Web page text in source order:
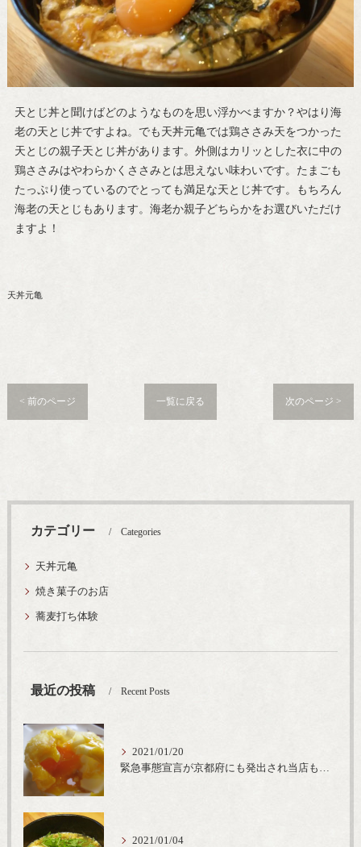
天とじ丼と聞けばどのようなものを思い浮かべますか？やはり海
老の天とじ丼ですよね。でも天丼元亀では鶏ささみ天をつかった
天とじの親子天とじ丼があります。外側はカリッとした衣に中の
鶏ささみはやわらかくささみとは思えない味わいです。たまごも
たっぷり使っているのでとっても満足な天とじ丼です。もちろん
海老の天とじもあります。海老か親子どちらかをお選びいただけ
ますよ！
天丼元亀
< 前のページ 一覧に戻る 次のページ >
カテゴリー Categories
天丼元亀
焼き菓子のお店
蕎麦打ち体験
最近の投稿 Recent Posts
2021/01/20
2021/01/04